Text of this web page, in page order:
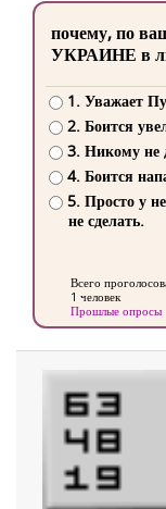
почему, по
УКРАИНЕ в
1. Уважает
2. Боится
3. Никому не
4. Боится
5. Просто у
не сделать.
Всего
1 человек
Прошлые опросы